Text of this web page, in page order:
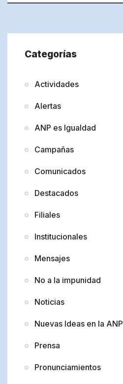
Categorías
Actividades
Alertas
ANP es Igualdad
Campañas
Comunicados
Destacados
Filiales
Institucionales
Mensajes
No a la impunidad
Noticias
Nuevas Ideas en la ANP
Prensa
Pronunciamientos